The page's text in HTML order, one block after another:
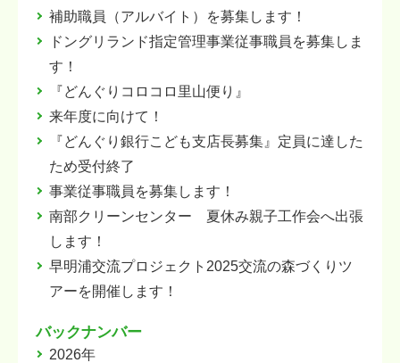
補助職員（アルバイト）を募集します！
ドングリランド指定管理事業従事職員を募集しま
す！
『どんぐりコロコロ里山便り』
来年度に向けて！
『どんぐり銀行こども支店長募集』定員に達した
ため受付終了
事業従事職員を募集します！
南部クリーンセンター 夏休み親子工作会へ出張
します！
早明浦交流プロジェクト2025交流の森づくりツ
アーを開催します！
バックナンバー
2026年